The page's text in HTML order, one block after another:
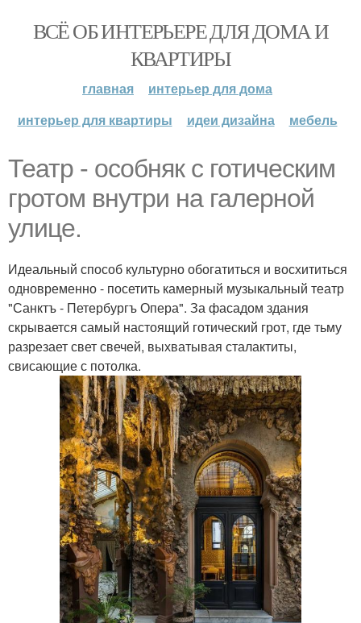
ВСЁ ОБ ИНТЕРЬЕРЕ ДЛЯ ДОМА И
КВАРТИРЫ
главная
интерьер для дома
интерьер для квартиры
идеи дизайна мебель
Театр - особняк с готическим
гротом внутри на галерной
улице.
Идеальный способ культурно обогатиться и восхититься
одновременно - посетить камерный музыкальный театр
"Санктъ - Петербургъ Опера". За фасадом здания
скрывается самый настоящий готический грот, где тьму
разрезает свет свечей, выхватывая сталактиты,
свисающие с потолка.